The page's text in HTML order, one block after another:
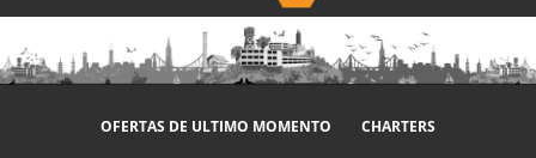
OFERTAS DE ULTIMO MOMENTO CHARTERS